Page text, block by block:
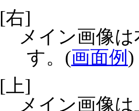
[右]
メイン画像
す。(画面例 )
[上]
メイン画像